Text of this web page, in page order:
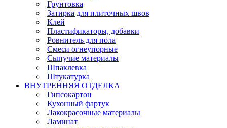
Грунтовка
Затирка для плиточных швов
Клей
Пластификаторы, добавки
Ровнитель для пола
Смеси огнеупорные
Сыпучие материалы
Шпаклевка
Штукатурка
ВНУТРЕННЯЯ ОТДЕЛКА
Гипсокартон
Кухонный фартук
Лакокрасочные материалы
Ламинат